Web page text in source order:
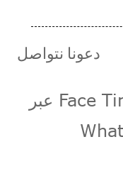
دعونا نتواصل
يسعدنا تحديد موعد لـ Face Time عبر